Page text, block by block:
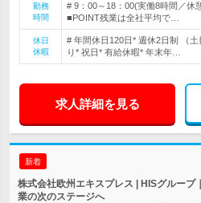
勤務
時間
# 9：00～18：00(実働8時間／休
■POINT残業は全社平均で…
休日
休暇
# 年間休日120日* 週休2日制 （
り* 祝日* 有給休暇* 年末年…
求人詳細を見る
新着
株式会社欧州エキスプレス | HISグループ
業の次のステージへ